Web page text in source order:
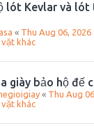
lót Kevlar và lót
« Thu Aug 06, 2026
vặt khác
giày bảo hộ đế
« Thu Aug
vặt khác